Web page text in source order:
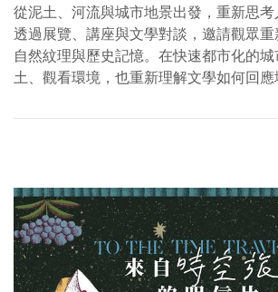
從泥土、河流與城市地景出發，重新思考
透過展覽、講座與文學對談，邀請觀眾
自然紋理與歷史記憶。在快速都市化的
土、觀看環境，也重新理解文學如何回應